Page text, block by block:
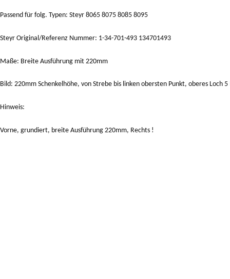
Passend für folg. Typen: Steyr 8065 8075 8085 8095
Steyr Original/Referenz Nummer: 1-34-701-493 134701493
Maße: Breite Ausführung mit 220mm
Bild: 220mm Schenkelhöhe, von Strebe bis linken obersten Punkt, oberes Loch
Hinweis:
Vorne, grundiert, breite Ausführung 220mm, Rechts !